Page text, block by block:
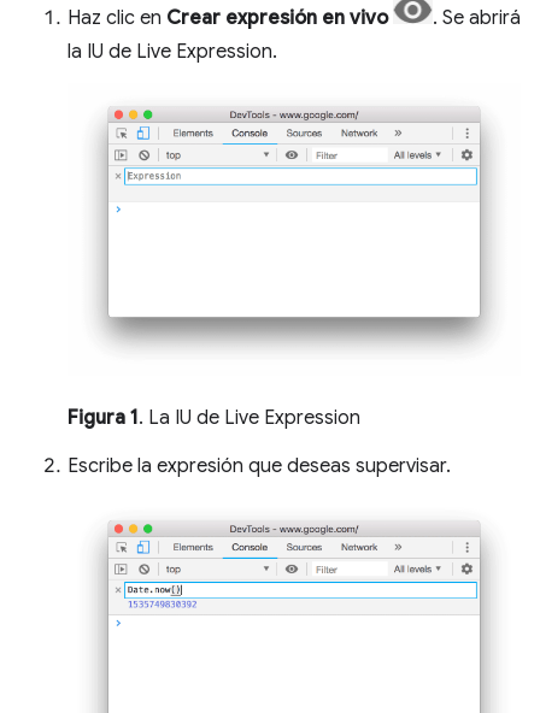
Haz clic en Crear expresión en vivo
. Se abrirá
la IU de Live Expression.
Figura 1. La IU de Live Expression
Escribe la expresión que deseas supervisar.